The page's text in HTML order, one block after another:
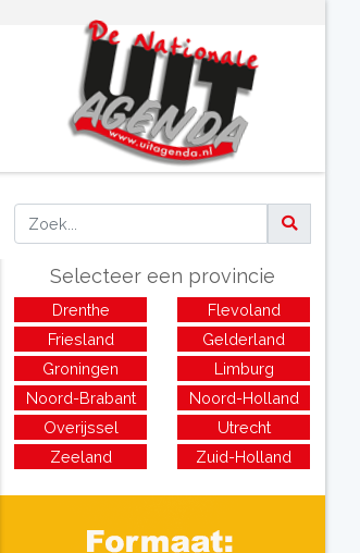
Selecteer een provincie
Drenthe
Flevoland
Friesland
Gelderland
Groningen
Limburg
Noord-Brabant
Noord-Holland
Overijssel
Utrecht
Zeeland
Zuid-Holland